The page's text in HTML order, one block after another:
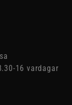
16 vardagar